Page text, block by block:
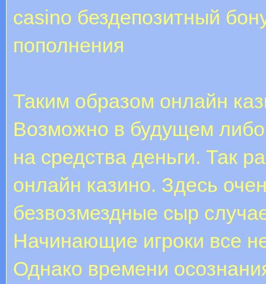
casino бездепозитный
пополнения
Таким образом онлайн
Возможно в будущем либо
на средства деньги. Так
онлайн казино. Здесь
безвозмездные сыр
Начинающие игроки все
Однако времени